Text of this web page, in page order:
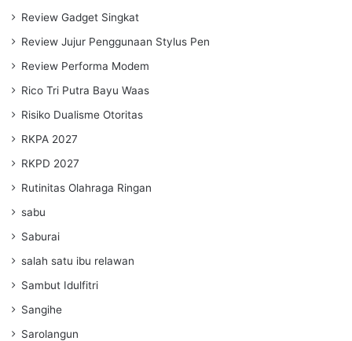
Review Gadget Singkat
Review Jujur Penggunaan Stylus Pen
Review Performa Modem
Rico Tri Putra Bayu Waas
Risiko Dualisme Otoritas
RKPA 2027
RKPD 2027
Rutinitas Olahraga Ringan
sabu
Saburai
salah satu ibu relawan
Sambut Idulfitri
Sangihe
Sarolangun